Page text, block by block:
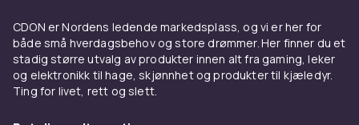
CDON er Nordens ledende markedsplass, og vi er her for
både små hverdagsbehov og store drømmer. Her finner du et
stadig større utvalg av produkter innen alt fra gaming, leker
og elektronikk til hage, skjønnhet og produkter til kjæledyr.
Ting for livet, rett og slett.